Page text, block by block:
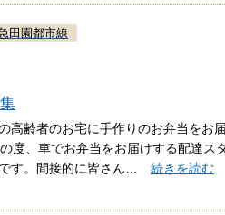
田園都市線
高齢者のお宅に手作りのお弁当をお
度、車でお弁当をお届けする配達ス
す。間接的に皆さん… 続きを読む